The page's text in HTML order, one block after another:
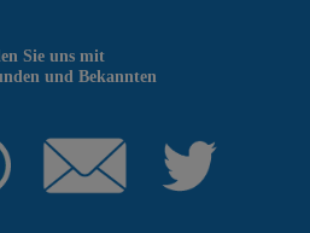
Sie uns mit
und Bekannten